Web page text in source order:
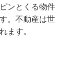
ンとくる物件
。不動産は世
ます。